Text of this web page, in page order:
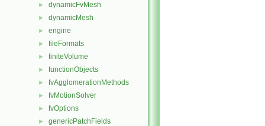
► dynamicFvMesh
► dynamicMesh
► engine
► fileFormats
► finiteVolume
► functionObjects
► fvAgglomerationMethods
► fvMotionSolver
► fvOptions
► genericPatchFields